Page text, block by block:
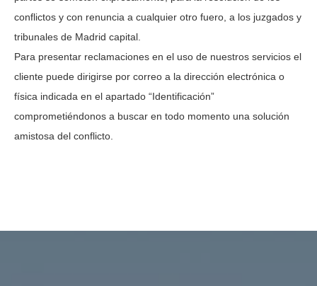
conflictos y con renuncia a cualquier otro fuero, a los juzgados y
tribunales de Madrid capital.
Para presentar reclamaciones en el uso de nuestros servicios el
cliente puede dirigirse por correo a la dirección electrónica o
física indicada en el apartado “Identificación”
comprometiéndonos a buscar en todo momento una solución
amistosa del conflicto.